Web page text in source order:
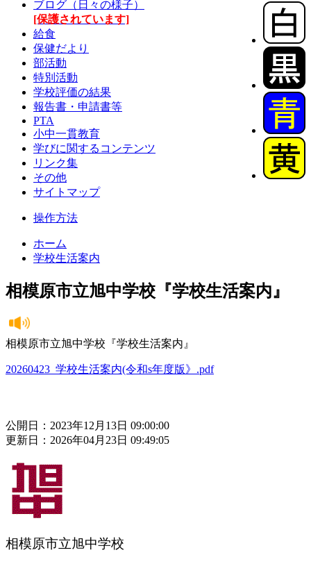
ブログ（日々の様子）
[保護されています]
給食
保健だより
部活動
特別活動
学校評価の結果
報告書・申請書等
PTA
小中一貫教育
学びに関するコンテンツ
リンク集
その他
サイトマップ
操作方法
ホーム
学校生活案内
相模原市立旭中学校『学校生活案内』
相模原市立旭中学校『学校生活案内』
20260423_学校生活案内(令和s年度版》.pdf
公開日：2023年12月13日 09:00:00
更新日：2026年04月23日 09:49:05
相模原市立旭中学校